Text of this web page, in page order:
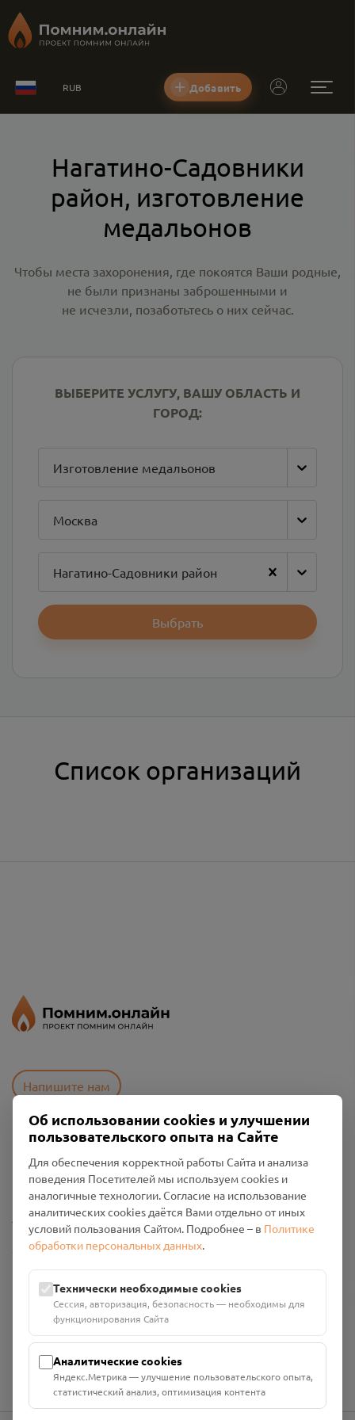
RUB Добавить
Нагатино-Садовники
район, изготовление
медальонов
Чтобы места захоронения, где покоятся Ваши родные,
не были признаны заброшенными и
не исчезли, позаботьтесь о них сейчас.
ВЫБЕРИТЕ УСЛУГУ, ВАШУ ОБЛАСТЬ И
ГОРОД:
Изготовление медальонов
Москва
Нагатино-Садовники район
Выбрать
Список организаций
Напишите нам
Политика конфиденциальности
Промо-материалы
Настройки cookies
Общество с ограниченной ответственностью «Смоленский
Проект Помним»
ИНН: 6700029207 ОГРН: 1256700001986
Юридический адрес: 216790, Смоленская область, р-н
Руднянский, г. Рудня, улица Западная, д. 26А, пом. 18
Номер счёта: 40702810901130004287 в АО "АЛЬФА-БАНК"
Об использовании cookies и улучшении
пользовательского опыта на Сайте
Для обеспечения корректной работы Сайта и анализа
поведения Посетителей мы используем cookies и
аналогичные технологии. Согласие на использование
аналитических cookies даётся Вами отдельно от иных
условий пользования Сайтом. Подробнее – в Политике
обработки персональных данных.
Технически необходимые cookies
Сессия, авторизация, безопасность — необходимы для
функционирования Сайта
Аналитические cookies
Яндекс.Метрика — улучшение пользовательского опыта,
статистический анализ, оптимизация контента